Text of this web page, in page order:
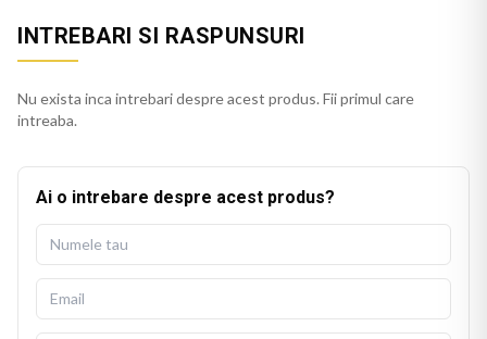
INTREBARI SI RASPUNSURI
Nu exista inca intrebari despre acest produs. Fii primul care
intreaba.
Ai o intrebare despre acest produs?